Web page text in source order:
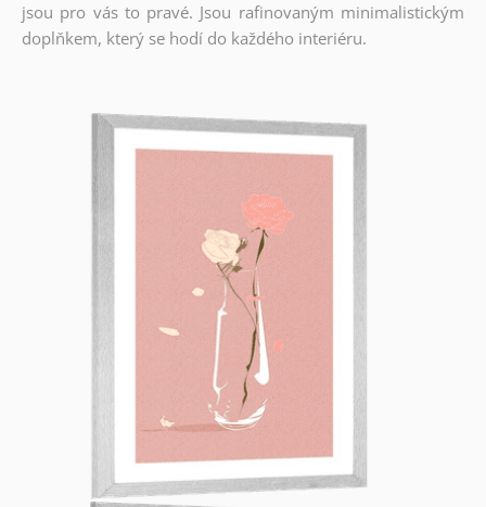
jsou pro vás to pravé. Jsou rafinovaným minimalistickým
doplňkem, který se hodí do každého interiéru.